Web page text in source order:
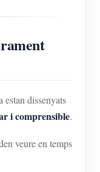
estan dissenyats
i comprensible.
veure en temps